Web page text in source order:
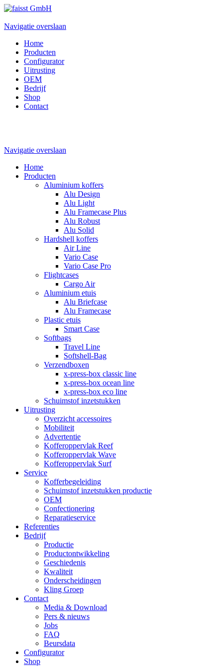
Navigatie overslaan
Home
Producten
Configurator
Uitrusting
OEM
Bedrijf
Shop
Contact
Navigatie overslaan
Home
Producten
Aluminium koffers
Alu Design
Alu Light
Alu Framecase Plus
Alu Robust
Alu Solid
Hardshell koffers
Air Line
Vario Case
Vario Case Pro
Flightcases
Cargo Air
Aluminium etuis
Alu Briefcase
Alu Framecase
Plastic etuis
Smart Case
Softbags
Travel Line
Softshell-Bag
Verzendboxen
x-press-box classic line
x-press-box ocean line
x-press-box eco line
Schuimstof inzetstukken
Uitrusting
Overzicht accessoires
Mobiliteit
Advertentie
Kofferoppervlak Reef
Kofferoppervlak Wave
Kofferoppervlak Surf
Service
Kofferbegeleiding
Schuimstof inzetstukken productie
OEM
Confectionering
Reparatieservice
Referenties
Bedrijf
Productie
Productontwikkeling
Geschiedenis
Kwaliteit
Onderscheidingen
Kling Groep
Contact
Media & Download
Pers & nieuws
Jobs
FAQ
Beursdata
Configurator
Shop